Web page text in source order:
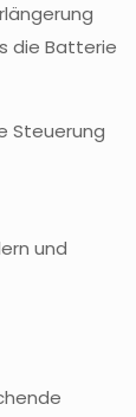
die Batterie
Steuerung
und